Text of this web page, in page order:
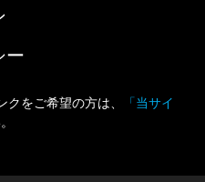
ー
をご希望の方は、
「当サイ